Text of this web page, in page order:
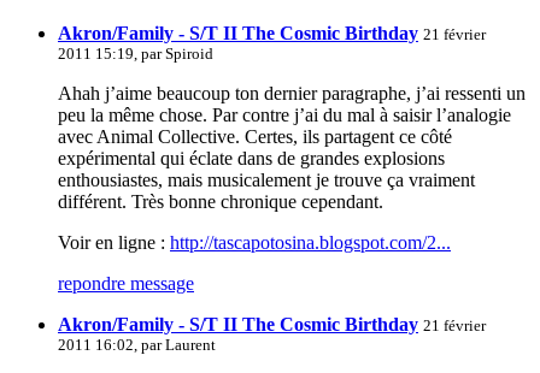
Akron/Family - S/T II The Cosmic Birthday 21 février
2011 15:19, parSpiroid
Ahah j’aime beaucoup ton dernier paragraphe, j’ai ressenti un
peu la même chose. Par contre j’ai du mal à saisir l’analogie
avec Animal Collective. Certes, ils partagent ce côté
expérimental qui éclate dans de grandes explosions
enthousiastes, mais musicalement je trouve ça vraiment
différent. Très bonne chronique cependant.
Voir en ligne : http://tascapotosina.blogspot.com/2...
repondre message
Akron/Family - S/T II The Cosmic Birthday 21 février
2011 16:02, parLaurent